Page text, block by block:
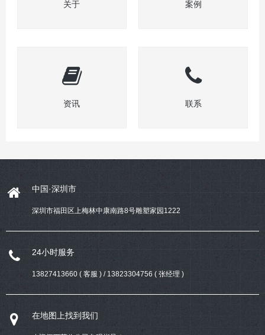
关于 案例
资讯 联系
中国·深圳市
深圳市福田区上梅林中康南路8号雕塑家园1222
24小时服务
13827413660 ( 客服 ) / 13823304756 ( 张经理 )
在地图上找到我们